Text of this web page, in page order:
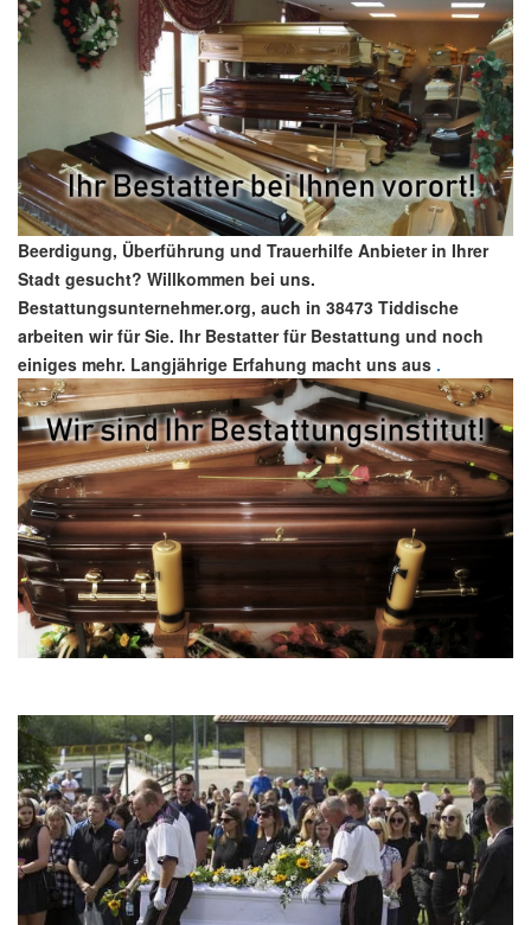
Beerdigung, Überführung und Trauerhilfe Anbieter in Ihrer
Stadt gesucht? Willkommen bei uns.
Bestattungsunternehmer.org, auch in 38473 Tiddische
arbeiten wir für Sie. Ihr Bestatter für Bestattung und noch
einiges mehr. Langjährige Erfahung macht uns aus .